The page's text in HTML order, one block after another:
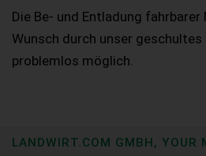
Die Be- und Entladung
Wunsch durch unser geschultes
problemlos möglich.
LANDWIRT.COM GMBH, YOUR